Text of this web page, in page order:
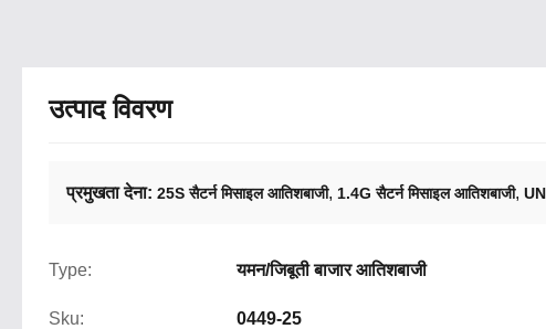
उत्पाद विवरण
प्रमुखता देना: 25S सैटर्न मिसाइल आतिशबाजी, 1.4G सैटर्न मिसाइल आतिशबाजी,
Type: यमन/जिबूती बाजार आतिशबाजी
Sku: 0449-25